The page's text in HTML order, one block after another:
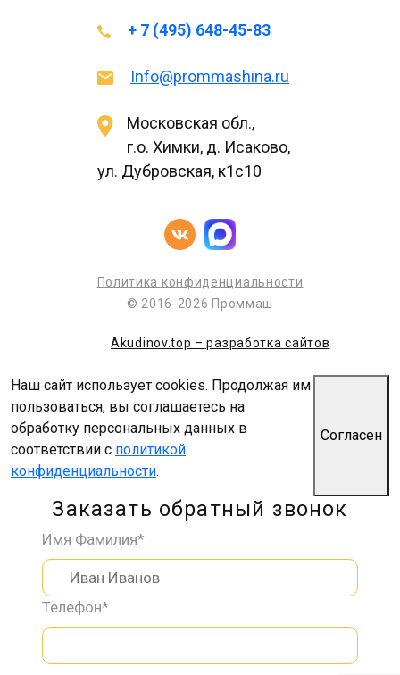
+ 7 (495) 648-45-83
Info@prommashina.ru
Московская обл.,
г.о. Химки, д. Исаково,
ул. Дубровская, к1с10
Политика конфиденциальности
© 2016-2026 Проммаш
Akudinov.top – разработка сайтов
Наш сайт использует cookies. Продолжая им
пользоваться, вы соглашаетесь на
обработку персональных данных в
соответствии с политикой
конфиденциальности.
Согласен
Заказать обратный звонок
Имя Фамилия*
Телефон*